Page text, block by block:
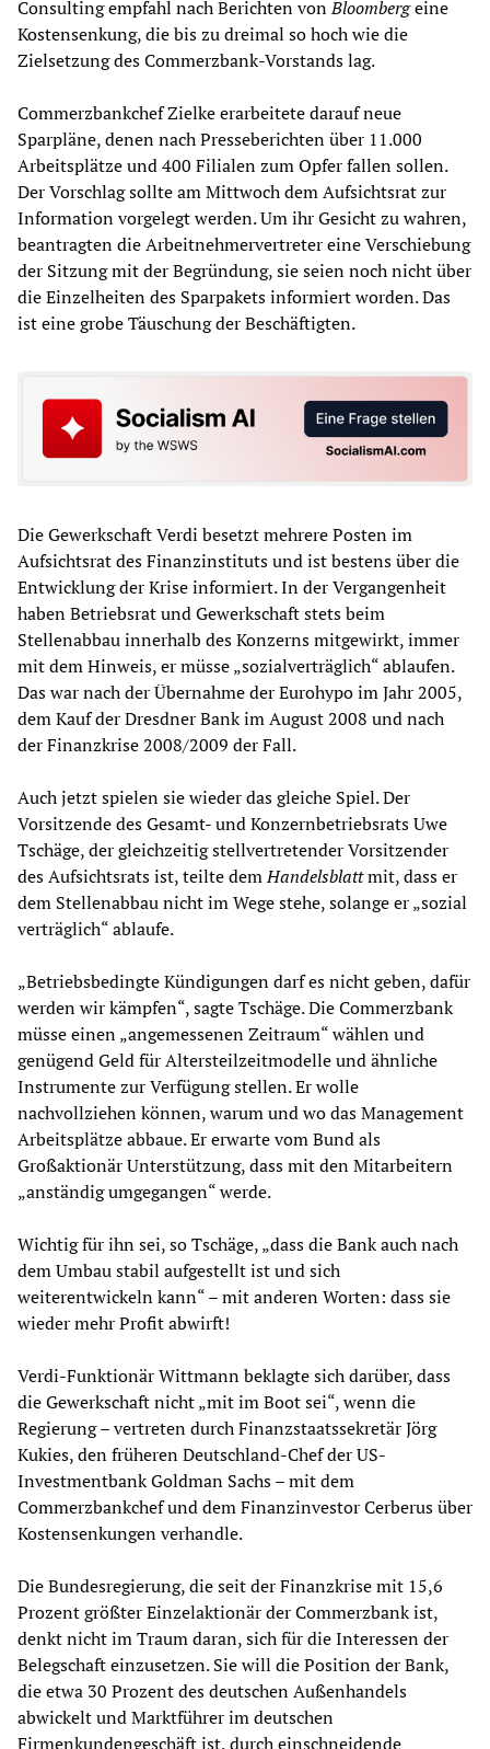
Consulting empfahl nach Berichten vonBloombergeine
Kostensenkung, die bis zu dreimal so hoch wie die
Zielsetzung des Commerzbank-Vorstands lag.
Commerzbankchef Zielke erarbeitete darauf neue
Sparpläne, denen nach Presseberichten über 11.000
Arbeitsplätze und 400 Filialen zum Opfer fallen sollen.
Der Vorschlag sollte am Mittwoch dem Aufsichtsrat zur
Information vorgelegt werden. Um ihr Gesicht zu wahren,
beantragten die Arbeitnehmervertreter eine Verschiebung
der Sitzung mit der Begründung, sie seien noch nicht über
die Einzelheiten des Sparpakets informiert worden. Das
ist eine grobe Täuschung der Beschäftigten.
Die Gewerkschaft Verdi besetzt mehrere Posten im
Aufsichtsrat des Finanzinstituts und ist bestens über die
Entwicklung der Krise informiert. In der Vergangenheit
haben Betriebsrat und Gewerkschaft stets beim
Stellenabbau innerhalb des Konzerns mitgewirkt, immer
mit dem Hinweis, er müsse „sozialverträglich“ ablaufen.
Das war nach der Übernahme der Eurohypo im Jahr 2005,
dem Kauf der Dresdner Bank im August 2008 und nach
der Finanzkrise 2008/2009 der Fall.
Auch jetzt spielen sie wieder das gleiche Spiel. Der
Vorsitzende des Gesamt- und Konzernbetriebsrats Uwe
Tschäge, der gleichzeitig stellvertretender Vorsitzender
des Aufsichtsrats ist, teilte demHandelsblattmit, dass er
dem Stellenabbau nicht im Wege stehe, solange er „sozial
verträglich“ ablaufe.
„Betriebsbedingte Kündigungen darf es nicht geben, dafür
werden wir kämpfen“, sagte Tschäge. Die Commerzbank
müsse einen „angemessenen Zeitraum“ wählen und
genügend Geld für Altersteilzeitmodelle und ähnliche
Instrumente zur Verfügung stellen. Er wolle
nachvollziehen können, warum und wo das Management
Arbeitsplätze abbaue. Er erwarte vom Bund als
Großaktionär Unterstützung, dass mit den Mitarbeitern
„anständig umgegangen“ werde.
Wichtig für ihn sei, so Tschäge, „dass die Bank auch nach
dem Umbau stabil aufgestellt ist und sich
weiterentwickeln kann“ – mit anderen Worten: dass sie
wieder mehr Profit abwirft!
Verdi-Funktionär Wittmann beklagte sich darüber, dass
die Gewerkschaft nicht „mit im Boot sei“, wenn die
Regierung – vertreten durch Finanzstaatssekretär Jörg
Kukies, den früheren Deutschland-Chef der US-
Investmentbank Goldman Sachs – mit dem
Commerzbankchef und dem Finanzinvestor Cerberus über
Kostensenkungen verhandle.
Die Bundesregierung, die seit der Finanzkrise mit 15,6
Prozent größter Einzelaktionär der Commerzbank ist,
denkt nicht im Traum daran, sich für die Interessen der
Belegschaft einzusetzen. Sie will die Position der Bank,
die etwa 30 Prozent des deutschen Außenhandels
abwickelt und Marktführer im deutschen
Firmenkundengeschäft ist, durch einschneidende